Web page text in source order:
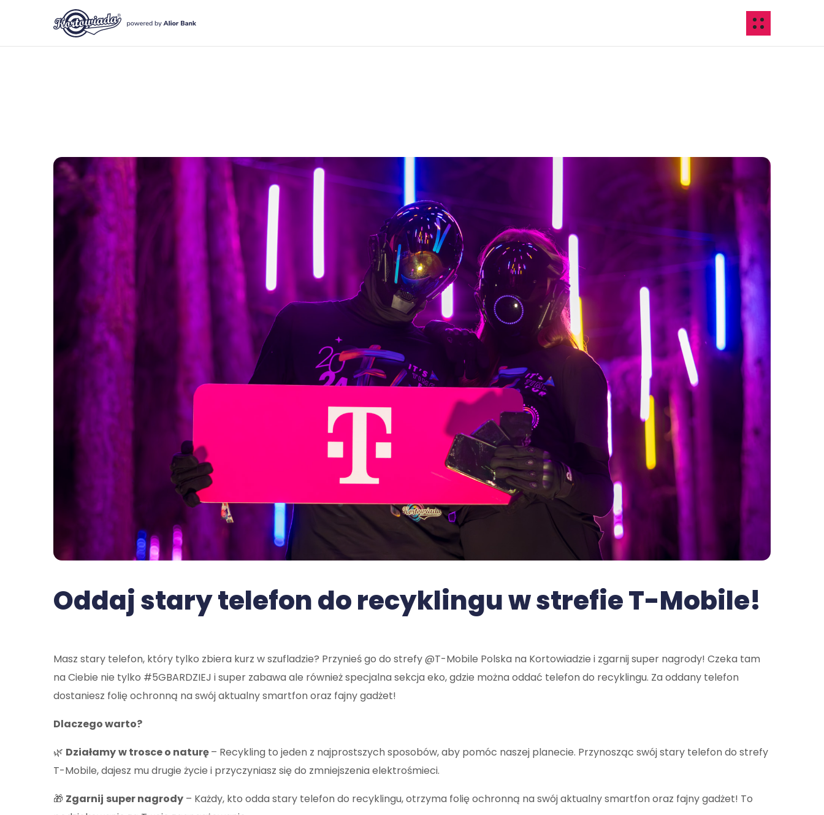
Oddaj stary telefon do recyklingu w strefie T-Mobile!
Masz stary telefon, który tylko zbiera kurz w szufladzie? Przynieś go do strefy @T-Mobile Polska na Kortowiadzie i zgarnij super nagrody! Czeka tam
na Ciebie nie tylko #5GBARDZIEJ i super zabawa ale również specjalna sekcja eko, gdzie można oddać telefon do recyklingu. Za oddany telefon
dostaniesz folię ochronną na swój aktualny smartfon oraz fajny gadżet!
Dlaczego warto?
🌿 Działamyw trosce o naturę– Recykling to jeden z najprostszych sposobów, aby pomóc naszej planecie. Przynosząc swój stary telefon do strefy
T-Mobile, dajesz mu drugie życie i przyczyniasz się do zmniejszenia elektrośmieci.
🎁 Zgarnij super nagrody – Każdy, kto odda stary telefon do recyklingu, otrzyma folię ochronną na swój aktualny smartfon oraz fajny gadżet! To